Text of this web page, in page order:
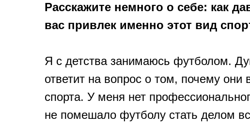
Расскажите немного о себе: как
вас привлек именно этот вид
Я с детства занимаюсь футболом.
ответит на вопрос о том, почему
спорта. У меня нет
не помешало футболу стать делом